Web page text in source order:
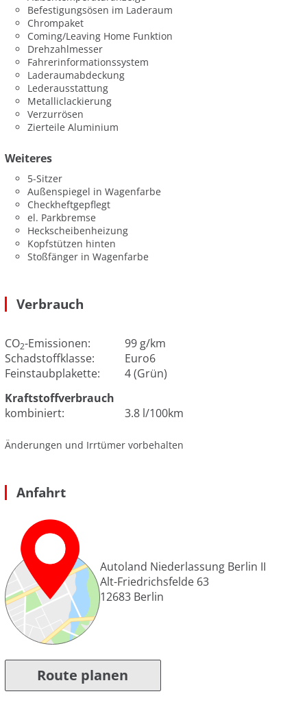
Befestigungsösen im Laderaum
Chrompaket
Coming/Leaving Home Funktion
Drehzahlmesser
Fahrerinformationssystem
Laderaumabdeckung
Lederausstattung
Metalliclackierung
Verzurrösen
Zierteile Aluminium
Weiteres
5-Sitzer
Außenspiegel in Wagenfarbe
Checkheftgepflegt
el. Parkbremse
Heckscheibenheizung
Kopfstützen hinten
Stoßfänger in Wagenfarbe
Verbrauch
CO2-Emissionen:
99 g/km
Schadstoffklasse:
Euro6
Feinstaubplakette:
4 (Grün)
Kraftstoffverbrauch
kombiniert:
3.8 l/100km
Änderungen und Irrtümer vorbehalten
Anfahrt
Autoland Niederlassung Berlin II
Alt-Friedrichsfelde 63
12683 Berlin
Route planen